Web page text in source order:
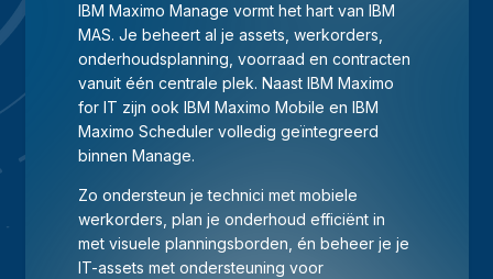
IBM Maximo Manage vormt het hart van IBM
MAS. Je beheert al je assets, werkorders,
onderhoudsplanning, voorraad en contracten
vanuit één centrale plek. Naast IBM Maximo
for IT zijn ook IBM Maximo Mobile en IBM
Maximo Scheduler volledig geïntegreerd
binnen Manage.
Zo ondersteun je technici met mobiele
werkorders, plan je onderhoud efficiënt in
met visuele planningsborden, én beheer je je
IT-assets met ondersteuning voor